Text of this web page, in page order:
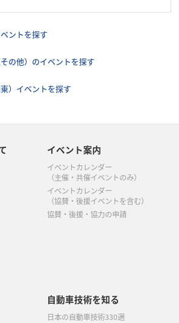
ントを探す
の他）のイベントを探す
）イベントを探す
イベント案内
イベントカレンダー
（主催・共催イベントのみ）
イベントカレンダー
（協賛・後援イベントを含む）
協賛・後援・協力の申請
自動車技術を知る
日本の自動車技術330選